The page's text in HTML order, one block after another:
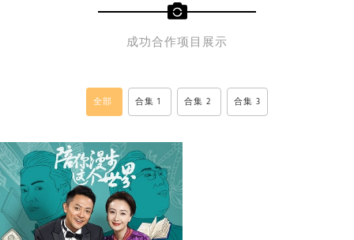
成功合作项目展示
全部 合集 1 合集 2 合集 3